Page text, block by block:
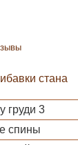
стана
груди 3
спины